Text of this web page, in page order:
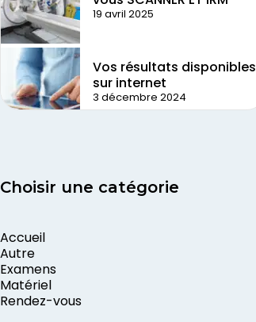
19 avril 2025
Vos résultats disponibles
sur internet
3 décembre 2024
Choisir une catégorie
Accueil
Autre
Examens
Matériel
Rendez-vous